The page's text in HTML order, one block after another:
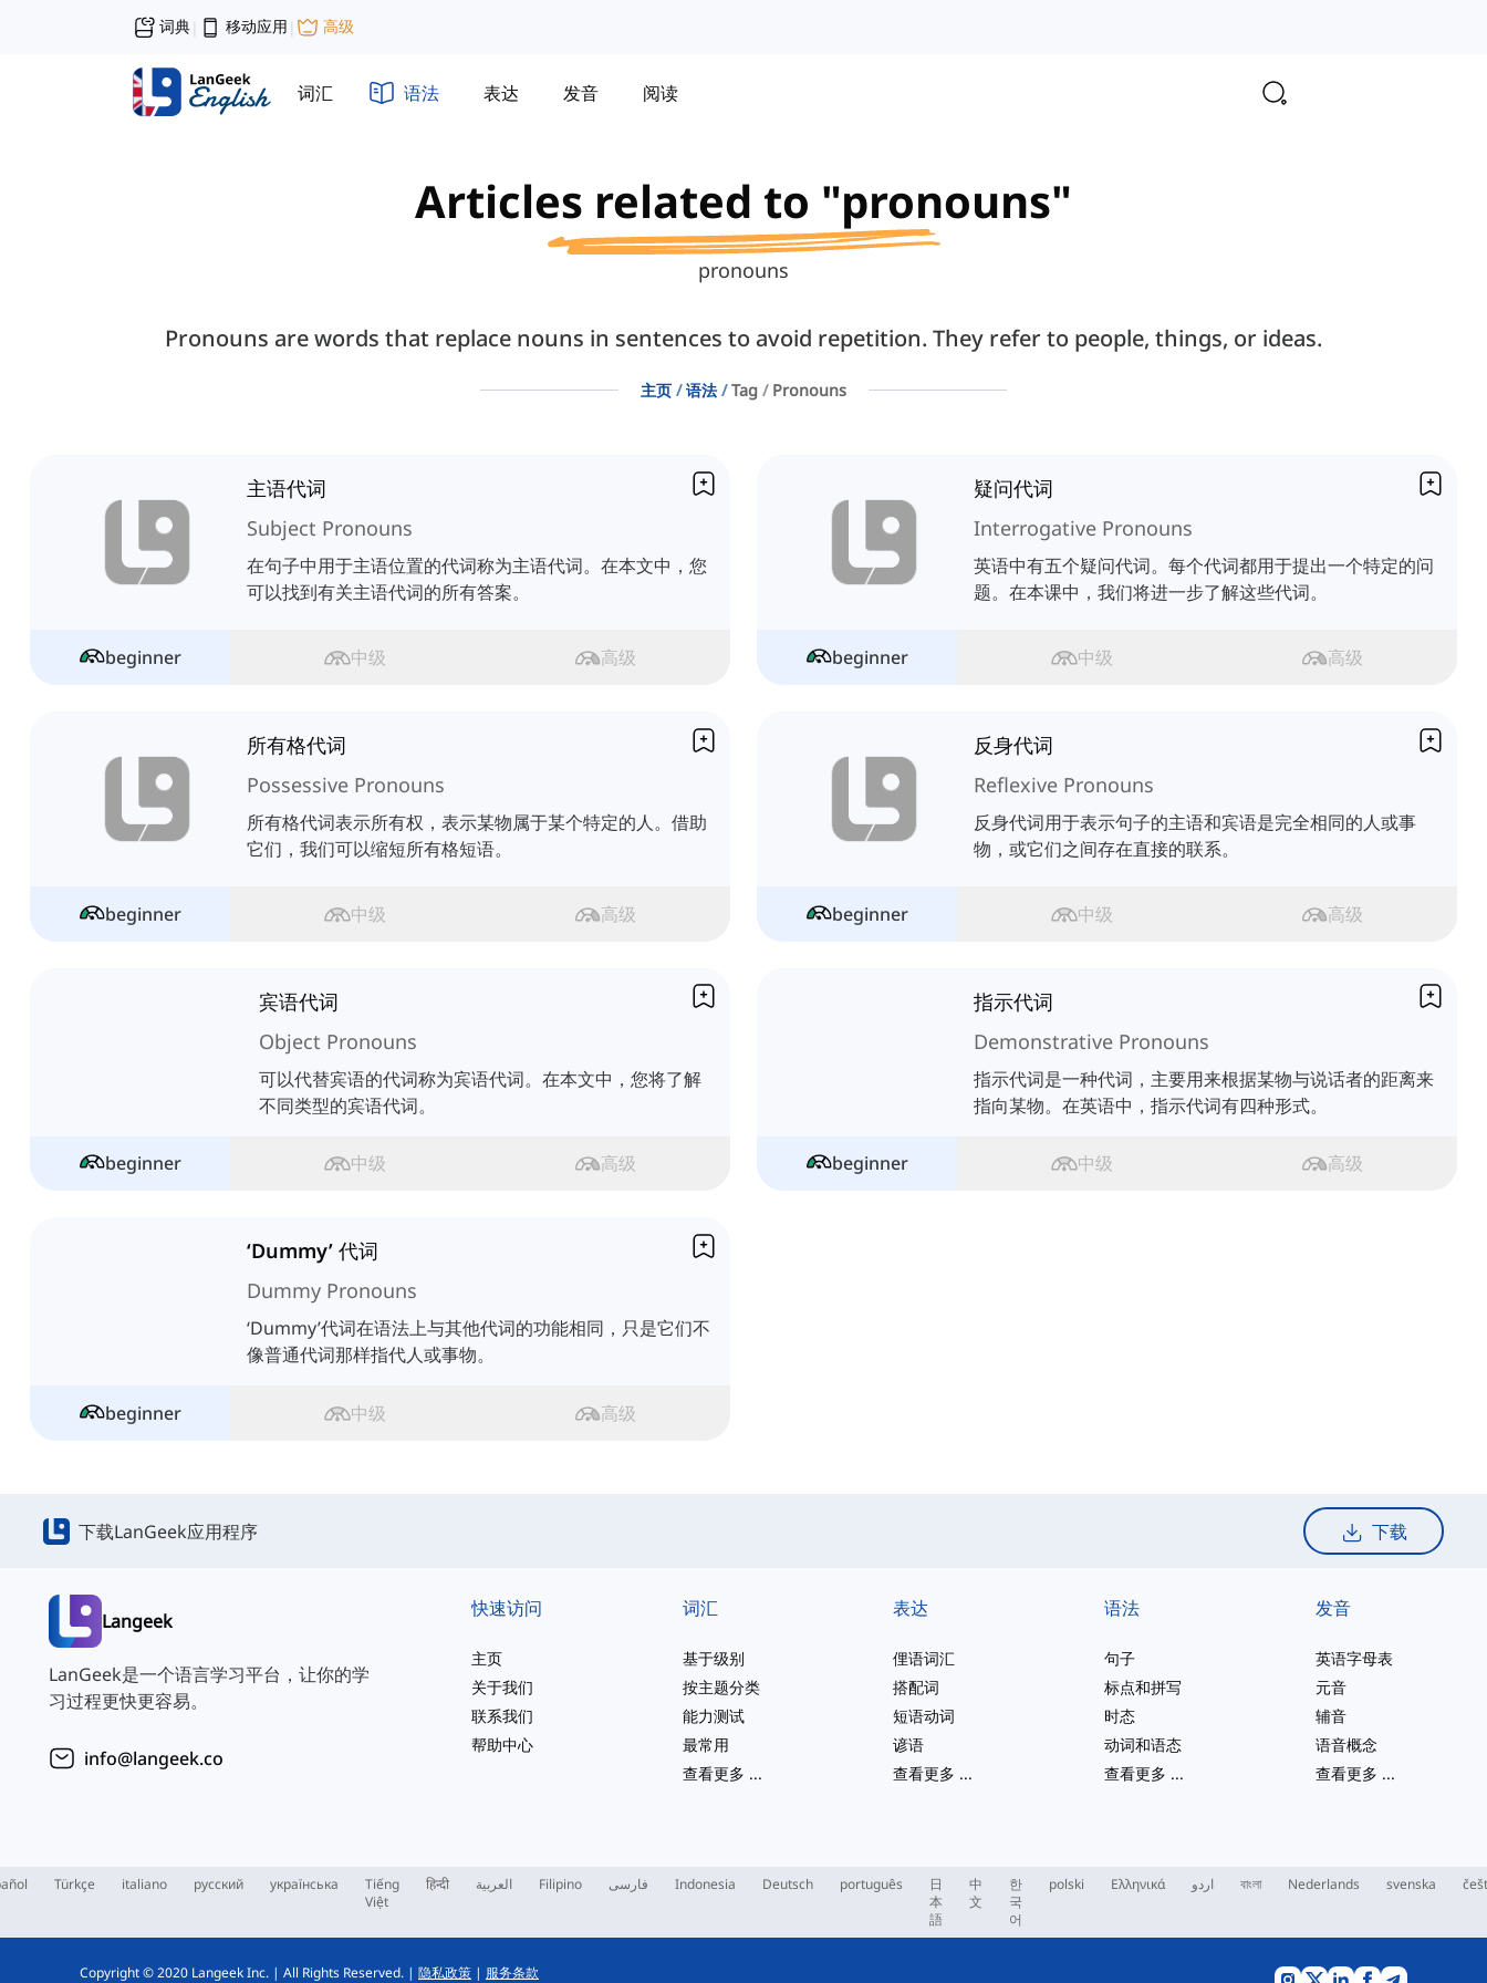
词典| 移动应用 | 高级
词汇 语法 表达 发音 阅读
Articles related to "pronouns"
pronouns
Pronouns are words that replace nouns in sentences to avoid repetition. They refer to people, things, or ideas.
主页 语法 Tag Pronouns
主语代词
Subject Pronouns
在句子中用于主语位置的代词称为主语代词。在本文中，您
可以找到有关主语代词的所有答案。
beginner 中级 高级
疑问代词
Interrogative Pronouns
英语中有五个疑问代词。每个代词都用于提出一个特定的问
题。在本课中，我们将进一步了解这些代词。
beginner 中级 高级
所有格代词
Possessive Pronouns
所有格代词表示所有权，表示某物属于某个特定的人。借助
它们，我们可以缩短所有格短语。
beginner 中级 高级
反身代词
Reflexive Pronouns
反身代词用于表示句子的主语和宾语是完全相同的人或事
物，或它们之间存在直接的联系。
beginner 中级 高级
宾语代词
Object Pronouns
可以代替宾语的代词称为宾语代词。在本文中，您将了解
不同类型的宾语代词。
beginner 中级 高级
指示代词
Demonstrative Pronouns
指示代词是一种代词，主要用来根据某物与说话者的距离来
指向某物。在英语中，指示代词有四种形式。
beginner 中级 高级
‘Dummy’ 代词
Dummy Pronouns
‘Dummy’代词在语法上与其他代词的功能相同，只是它们不
像普通代词那样指代人或事物。
beginner 中级 高级
下载LanGeek应用程序 下载
Langeek
LanGeek是一个语言学习平台，让你的学
习过程更快更容易。
info@langeek.co
快速访问
主页
关于我们
联系我们
帮助中心
词汇
基于级别
按主题分类
能力测试
最常用
查看更多 ...
表达
俚语词汇
搭配词
短语动词
谚语
查看更多 ...
语法
句子
标点和拼写
时态
动词和语态
查看更多 ...
发音
英语字母表
元音
辅音
语音概念
查看更多 ...
Türkçe italiano русский українська
Tiếng
Việt
हिन्दी العربية Filipino فارسی Indonesia Deutsch português
日
本
語
中
文
한
국
어
polski Ελληνικά اردو বাংলা Nederlands svenska
Copyright © 2020 Langeek Inc. | All Rights Reserved. | 隐私政策 | 服务条款